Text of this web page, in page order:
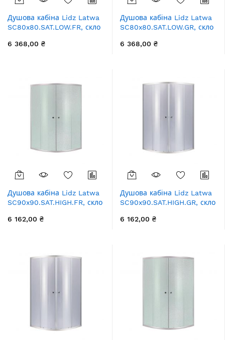
Душова кабіна Lidz Latwa
SC80x80.SAT.LOW.FR, скло
6 368,00 ₴
Душова кабіна Lidz Latwa
SC80x80.SAT.LOW.GR, скло
6 368,00 ₴
Душова кабіна Lidz Latwa
SC90x90.SAT.HIGH.FR, скло
6 162,00 ₴
Душова кабіна Lidz Latwa
SC90x90.SAT.HIGH.GR, скло
6 162,00 ₴